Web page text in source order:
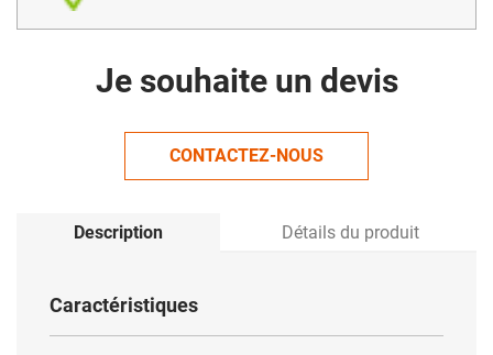
Je souhaite un devis
CONTACTEZ-NOUS
Description Détails du produit
Caractéristiques